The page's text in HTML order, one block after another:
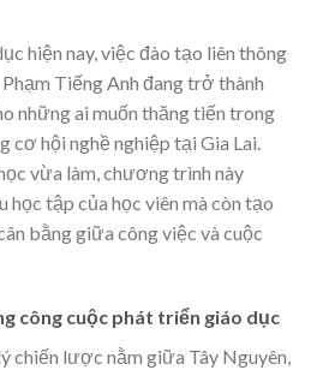
hiện nay, việc đào tạo liên thông
Tiếng Anh đang trở thành
những ai muốn thăng tiến trong
cơ hội nghề nghiệp tại Gia Lai.
vừa làm, chương trình này
học tập của học viên mà còn tạo
bằng giữa công việc và cuộc
công cuộc phát triển giáo dục
chiến lược nằm giữa Tây Nguyên,